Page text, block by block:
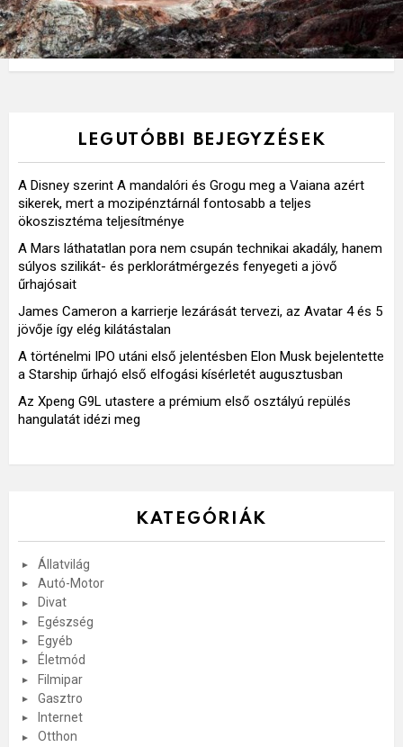
LEGUTÓBBI BEJEGYZÉSEK
A Disney szerint A mandalóri és Grogu meg a Vaiana azért
sikerek, mert a mozipénztárnál fontosabb a teljes
ökoszisztéma teljesítménye
A Mars láthatatlan pora nem csupán technikai akadály, hanem
súlyos szilikát- és perklorátmérgezés fenyegeti a jövő
űrhajósait
James Cameron a karrierje lezárását tervezi, az Avatar 4 és 5
jövője így elég kilátástalan
A történelmi IPO utáni első jelentésben Elon Musk bejelentette
a Starship űrhajó első elfogási kísérletét augusztusban
Az Xpeng G9L utastere a prémium első osztályú repülés
hangulatát idézi meg
KATEGÓRIÁK
Állatvilág
Autó-Motor
Divat
Egészség
Egyéb
Életmód
Filmipar
Gasztro
Internet
Otthon